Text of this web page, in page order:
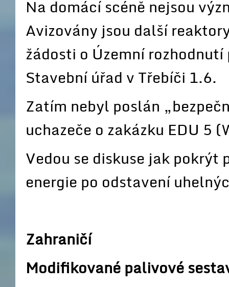
Na domácí scéně nejsou
Avizovány jsou další
žádosti o Územní
Stavební úřad v Třebíči 1.6.
Zatím nebyl poslán
uchazeče o zakázku EDU 5
Vedou se diskuse jak
energie po odstavení
Zahraničí
Modifikované palivové